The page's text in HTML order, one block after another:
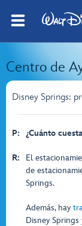
Centro de
Disney Springs:
P: ¿Cuánto
R:
El
de
Springs.
Además, hay
Disney Springs